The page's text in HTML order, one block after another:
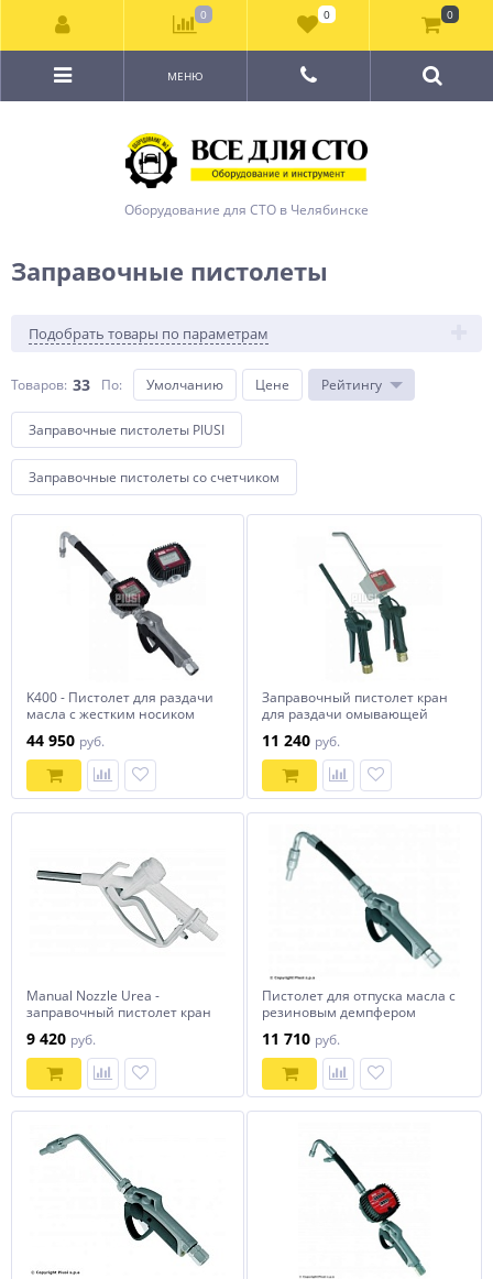
Оборудование для СТО в Челябинске
МЕНЮ
Заправочные пистолеты
Подобрать товары по параметрам
Товаров: 33 По: Умолчанию Цене Рейтингу
Заправочные пистолеты PIUSI
Заправочные пистолеты со счетчиком
K400 - Пистолет для раздачи
масла с жестким носиком
44 950 руб.
Заправочный пистолет кран
для раздачи омывающей
11 240 руб.
Manual Nozzle Urea -
заправочный пистолет кран
AdBlue
9 420 руб.
Пистолет для отпуска масла с
резиновым демпфером
11 710 руб.
0 0 0